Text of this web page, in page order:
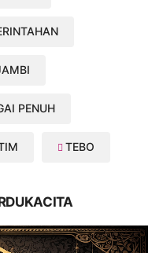
PENUH
TEBO